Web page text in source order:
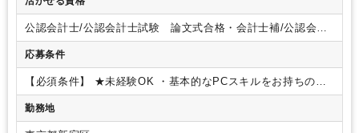
クセル操作、ファイリング等
書類の作成
・会計ソフトへの入力 ・電話・来客対応
＜入社後
の流れ＞ 入社後は、マニュアルとOJTで一からお教えしま
す。これまでのご経験に合わせて、できる業務からお任せし
ていきます。ご希望があれば、幅広い業務にチャレンジし、
ご経験を積むこともできます。 ＜お互いをサポートしあう体
制＞万が一、急なお休みが必要になった際には、周りのメン
バーが業務を対応できるような仕組みづくりをしています。
公認会計士/公認会計士試験 論文式合格・会計士補/公認会計
士試験 短答式合格/税理士/税理士 シングルマスター/税理
士 ダブルマスター/税理士試験 １科目合格/税理士試験 ２
科目合格/税理士試験 ３科目合格/税理士試験 ４科目合格/日
商簿記 １級/日商簿記 ２級/日商簿記 ３級/司法書士/行政
書士/宅地建物取引主任者
応募条件
【必須条件】 ★未経験OK ・基本的なPCスキルをお持ちの方
（Word、Excel）└Excelは四則演算できればOKです。 【歓
迎要件】
(条件応相談： 時給1400円～2000円)
勤務地